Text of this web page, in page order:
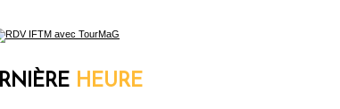
HEURE